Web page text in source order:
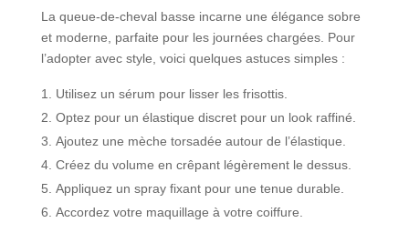
La queue-de-cheval basse incarne une élégance sobre
et moderne, parfaite pour les journées chargées. Pour
l’adopter avec style, voici quelques astuces simples :
Utilisez un sérum pour lisser les frisottis.
Optez pour un élastique discret pour un look raffiné.
Ajoutez une mèche torsadée autour de l’élastique.
Créez du volume en crêpant légèrement le dessus.
Appliquez un spray fixant pour une tenue durable.
Accordez votre maquillage à votre coiffure.